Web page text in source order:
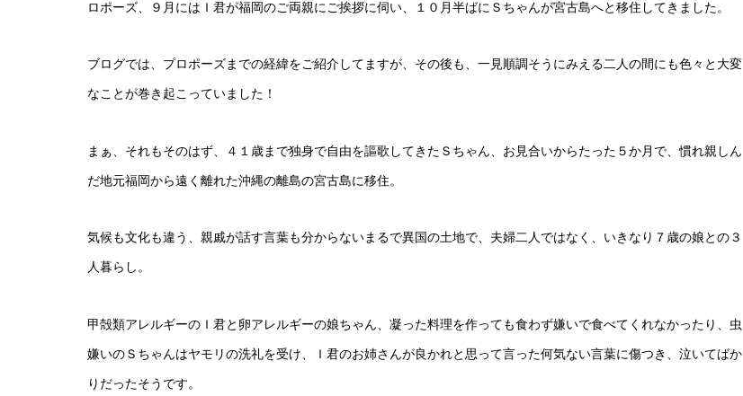
ロポーズ、９月にはＩ君が福岡のご両親にご挨拶に伺い、１０月半ばにＳちゃんが宮古島へと移住してきました。
ブログでは、プロポーズまでの経緯をご紹介してますが、その後も、一見順調そうにみえる二人の間にも色々と大変
なことが巻き起こっていました！
まぁ、それもそのはず、４１歳まで独身で自由を謳歌してきたＳちゃん、お見合いからたった５か月で、慣れ親しん
だ地元福岡から遠く離れた沖縄の離島の宮古島に移住。
気候も文化も違う、親戚が話す言葉も分からないまるで異国の土地で、夫婦二人ではなく、いきなり７歳の娘との３
人暮らし。
甲殻類アレルギーのＩ君と卵アレルギーの娘ちゃん、凝った料理を作っても食わず嫌いで食べてくれなかったり、虫
嫌いのＳちゃんはヤモリの洗礼を受け、Ｉ君のお姉さんが良かれと思って言った何気ない言葉に傷つき、泣いてばか
りだったそうです。